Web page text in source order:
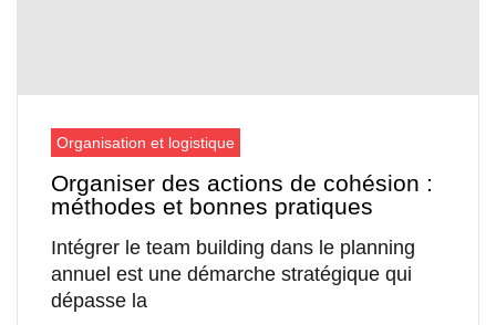
Organisation et logistique
Organiser des actions de cohésion :
méthodes et bonnes pratiques
Intégrer le team building dans le planning
annuel est une démarche stratégique qui
dépasse la